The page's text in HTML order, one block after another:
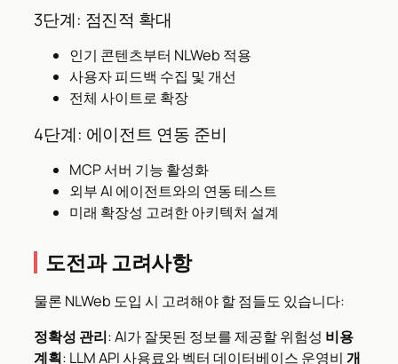
3단계: 점진적 확대
인기 콘텐츠부터 NLWeb 적용
사용자 피드백 수집 및 개선
전체 사이트로 확장
4단계: 에이전트 연동 준비
MCP 서버 기능 활성화
외부 AI 에이전트와의 연동 테스트
미래 확장성 고려한 아키텍처 설계
도전과 고려사항
물론 NLWeb 도입 시 고려해야 할 점들도 있습니다:
정확성 관리: AI가 잘못된 정보를 제공할 위험성 비용
계획: LLM API 사용료와 벡터 데이터베이스 운영비 개